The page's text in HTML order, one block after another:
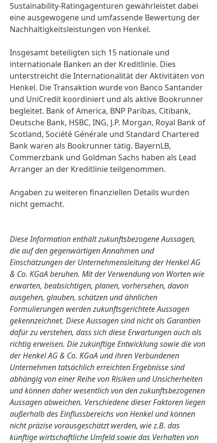
Sustainability-Ratingagenturen gewährleistet dabei
eine ausgewogene und umfassende Bewertung der
Nachhaltigkeitsleistungen von Henkel.
Insgesamt beteiligten sich 15 nationale und
internationale Banken an der Kreditlinie. Dies
unterstreicht die Internationalität der Aktivitäten von
Henkel. Die Transaktion wurde von Banco Santander
und UniCredit koordiniert und als aktive Bookrunner
begleitet. Bank of America, BNP Paribas, Citibank,
Deutsche Bank, HSBC, ING, J.P. Morgan, Royal Bank of
Scotland, Société Générale und Standard Chartered
Bank waren als Bookrunner tätig. BayernLB,
Commerzbank und Goldman Sachs haben als Lead
Arranger an der Kreditlinie teilgenommen.
Angaben zu weiteren finanziellen Details wurden
nicht gemacht.
Diese Information enthält zukunftsbezogene Aussagen,
die auf den gegenwärtigen Annahmen und
Einschätzungen der Unternehmensleitung der Henkel AG
& Co. KGaA beruhen. Mit der Verwendung von Worten wie
erwarten, beabsichtigen, planen, vorhersehen, davon
ausgehen, glauben, schätzen und ähnlichen
Formulierungen werden zukunftsgerichtete Aussagen
gekennzeichnet. Diese Aussagen sind nicht als Garantien
dafür zu verstehen, dass sich diese Erwartungen auch als
richtig erweisen. Die zukünftige Entwicklung sowie die von
der Henkel AG & Co. KGaA und ihren Verbundenen
Unternehmen tatsächlich erreichten Ergebnisse sind
abhängig von einer Reihe von Risiken und Unsicherheiten
und können daher wesentlich von den zukunftsbezogenen
Aussagen abweichen. Verschiedene dieser Faktoren liegen
außerhalb des Einflussbereichs von Henkel und können
nicht präzise vorausgeschätzt werden, wie z.B. das
künftige wirtschaftliche Umfeld sowie das Verhalten von